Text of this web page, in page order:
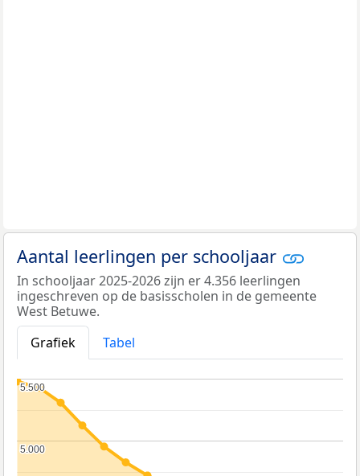
Aantal leerlingen per schooljaar
In schooljaar 2025-2026 zijn er 4.356 leerlingen
ingeschreven op de basisscholen in de gemeente
West Betuwe.
Grafiek
Tabel
5.000
5.000
5.500
5.500